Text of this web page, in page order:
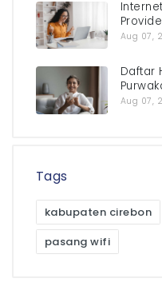
Aug 07,
Daftar
Aug 07,
Tags
kabupaten cirebon
pasang wifi